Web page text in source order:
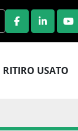
FACEBOOK
RITIRO USATO